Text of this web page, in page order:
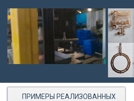
ПРИМЕРЫ РЕАЛИЗОВАННЫХ